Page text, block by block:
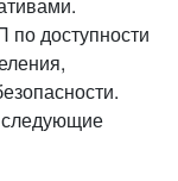
доступности
следующие